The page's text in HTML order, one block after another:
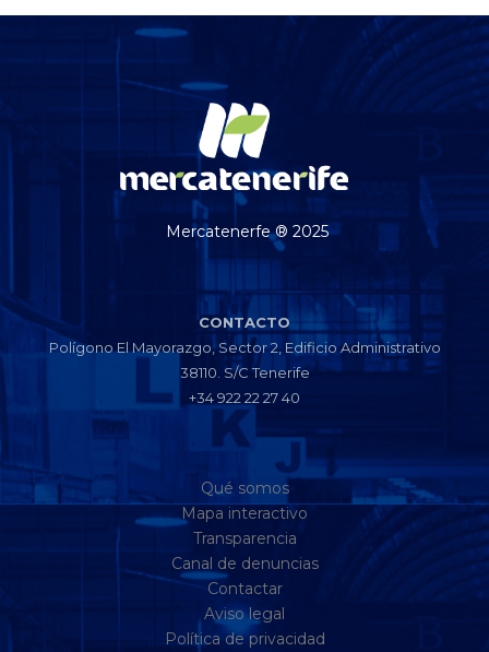
Mercatenerfe ® 2025
CONTACTO
Polígono El Mayorazgo, Sector 2, Edificio Administrativo
38110. S/C Tenerife
+34 922 22 27 40
Qué somos
Mapa interactivo
Transparencia
Canal de denuncias
Contactar
Aviso legal
Política de privacidad